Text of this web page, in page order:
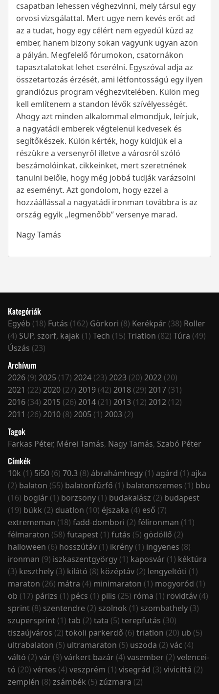
csapatban lehessen véghezvinni, mely társul egy
orvosi vizsgálattal. Mert ugye nem kevés erőt ad
az a tudat, hogy egy célért nem egyedül küzd az
ember, hanem bizony sokan vagyunk ugyan azon
a pályán. Megfelelő fórumokon, csatornákon
tapasztalatokat lehet cserélni. Egyszóval adja az
összetartozás érzését, ami létfontosságú egy ilyen
grandiózus program véghezvitelében. Külön meg
kell említenem a standon lévők szívélyességét.
Ahogy azt minden alkalommal elmondjuk, leírjuk,
a nagyatádi emberek végtelenül kedvesek és
segítőkészek. Külön kérték, hogy küldjük el a
részükre a versenyről illetve a városról szóló
beszámolóinkat, cikkeinket, mert szeretnének
tanulni belőle, hogy még jobbá tudják varázsolni
az eseményt. Azt gondolom, hogy ezzel a
hozzáállással a nagyatádi ironman továbbra is az
ország egyik „legmenőbb” versenye marad.
Nagy Tamás
Kategóriák
Egyéb (18) Futás (162) Görkori (8) Kerékpár (38) Roller
(4) SUP, szörf, kajak (1) Tech (15) Triatlon (82) Túra (49)
Úszás (23)
Archívum
2026 (9) 2025 (17) 2024 (23) 2023 (20) 2022 (20)
2021 (22) 2020 (27) 2019 (42) 2018 (29) 2017 (31)
2016 (34) 2015 (26) 2014 (21) 2013 (12) 2012 (12)
2011 (26) 2010 (8) 2005 (1) 2003 (2)
Tagok
Farkas Péter, Mérei Tamás, Nagy Tamás, Szabó Péter
Címkék
10k (1) 5i50 (6) 70.3 (8) ábrahámhegy (1) agárd (1) ajka
(2) balaton (55) balatonfűzfő (1) balatonszemes (1) bbu
(16) boglár (1) börzsöny (1) budakalász (2) budapest
(19) bükk (2) duatlon (10) éjszaka (4) eső (7)
extrememan (18) fadd-dombori (2) félironman (11)
félmaraton (58) futapest (1) futás (5) gödöllő (2)
halloween (6) hosszútáv (1) ikrény (1) ingyenes (8)
ironman (9) iszkaszentgyörgy (1) kaposvár (1) kéktúra
(3) keszthely (3) kilátó (8) középtáv (2) lengyeltóti (1)
maraton (26) mátra (4) minimaraton (1) mogyoród (1)
ob (17) párizs (1) pécs (1) pilis (25) róma (1) rövidtáv (4)
sprint (8) szentendre (2) szolnok (1) szombathely (3)
szupersprint (1) tab (2) tata (5) terepfutás (30)
tiszaújváros (2) tököli parkerdő (6) triatlon (20) ub (5)
ultrabalaton (5) ultramaraton (5) uszoda (2) vác (4)
váltó (2) vár (9) várkert bazár (4) vasember (2) velencei-
tó (20) vértes (4) veszprém (1) visegrád (3) vivicittá (2)
zemplén (8) zsámbék (5) zúzmara (2)